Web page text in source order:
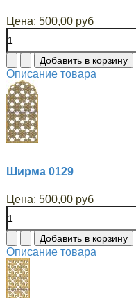
Цена: 500,00 руб
Описание товара
Ширма 0129
Цена: 500,00 руб
Описание товара